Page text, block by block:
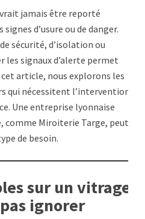
jamais être reporté
d’usure ou de danger.
sécurité, d’isolation ou
les signaux d’alerte permet
article, nous explorons les
qui nécessitent l’intervention
Une entreprise lyonnaise
comme Miroiterie Targe, peut
de besoin.
sur un vitrage
ignorer